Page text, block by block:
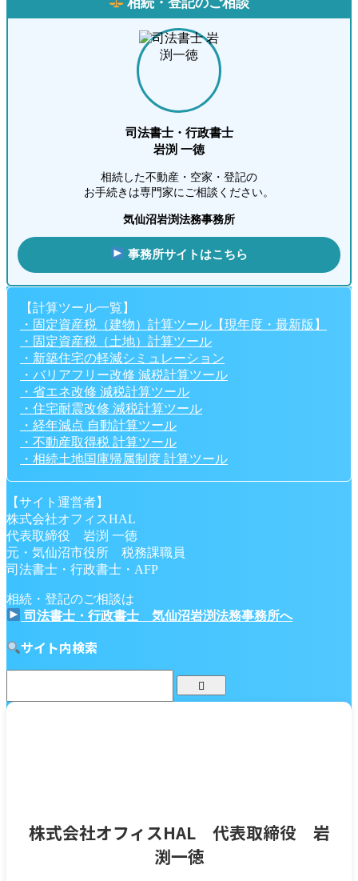
司法書士・行政書士
岩渕 一徳
相続した不動産・空家・登記の
お手続きは専門家にご相談ください。
気仙沼岩渕法務事務所
事務所サイトはこちら
【計算ツール一覧】
・固定資産税（建物）計算ツール【現年度・最新版】
・固定資産税（土地）計算ツール
・新築住宅の軽減シミュレーション
・バリアフリー改修 減税計算ツール
・省エネ改修 減税計算ツール
・住宅耐震改修 減税計算ツール
・経年減点 自動計算ツール
・不動産取得税 計算ツール
・相続土地国庫帰属制度 計算ツール
【サイト運営者】
株式会社オフィスHAL
代表取締役 岩渕 一徳
元・気仙沼市役所 税務課職員
司法書士・行政書士・AFP
相続・登記のご相談は
司法書士・行政書士 気仙沼岩渕法務事務所へ
サイト内検索
株式会社オフィスHAL 代表取締役 岩
渕一徳